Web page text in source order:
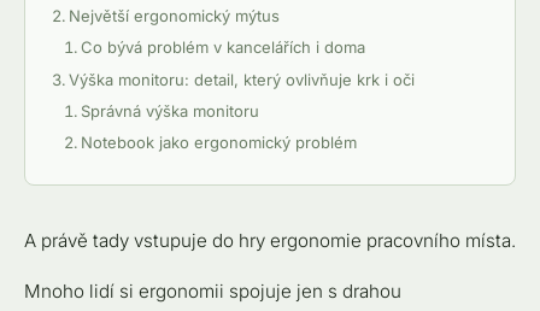
A právě tady vstupuje do hry ergonomie pracovního místa.
Mnoho lidí si ergonomii spojuje jen s drahou
Největší ergonomický mýtus
Co bývá problém v kancelářích i doma
Výška monitoru: detail, který ovlivňuje krk i oči
Správná výška monitoru
Notebook jako ergonomický problém
Ideální pracovní osvětlení
Co často chybí v home office